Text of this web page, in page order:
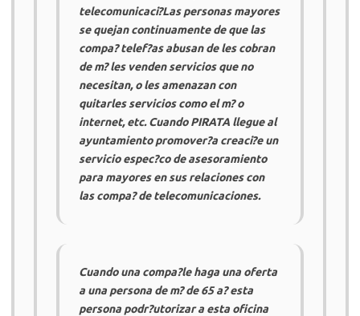
telecomunicaci?Las personas mayores
se quejan continuamente de que las
compa? telef?as abusan de les cobran
de m? les venden servicios que no
necesitan, o les amenazan con
quitarles servicios como el m? o
internet, etc. CuandoPIRATA llegue al
ayuntamiento promover?a creaci?e un
servicio espec?co de asesoramiento
para mayores en sus relaciones con
las compa? de telecomunicaciones.
Cuando una compa?le haga una oferta
a una persona de m? de 65 a? esta
persona podr?utorizar a esta oficina